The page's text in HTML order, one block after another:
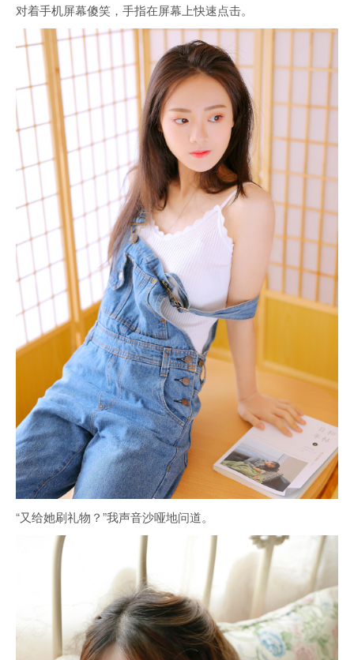
对着手机屏幕傻笑，手指在屏幕上快速点击。
“又给她刷礼物？”我声音沙哑地问道。